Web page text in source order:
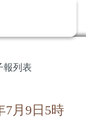
報列表
7月9日5時